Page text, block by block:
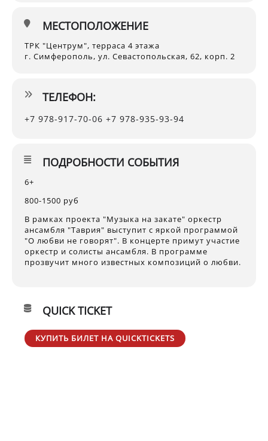
МЕСТОПОЛОЖЕНИЕ
ТРК "Центрум", терраса 4 этажа
г. Симферополь, ул. Севастопольская, 62, корп. 2
ТЕЛЕФОН:
+7 978-917-70-06 +7 978-935-93-94
ПОДРОБНОСТИ СОБЫТИЯ
6+
800-1500 руб
В рамках проекта "Музыка на закате" оркестр
ансамбля "Таврия" выступит с яркой программой
"О любви не говорят". В концерте примут участие
оркестр и солисты ансамбля. В программе
прозвучит много известных композиций о любви.
QUICK TICKET
КУПИТЬ БИЛЕТ НА QUICKTICKETS